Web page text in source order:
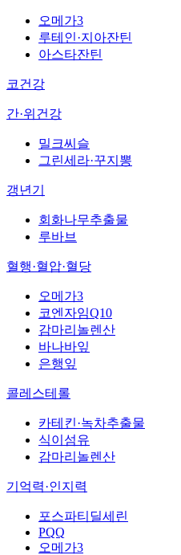
오메가3
루테인·지아잔틴
아스타잔틴
코건강
간·위건강
밀크씨슬
그린세라·꾸지뽕
갱년기
회화나무추출물
루바브
혈행·혈압·혈당
오메가3
코엔자임Q10
감마리놀렌산
바나바잎
은행잎
콜레스테롤
카테킨·녹차추출물
식이섬유
감마리놀렌산
기억력·인지력
포스파티딜세린
PQQ
오메가3